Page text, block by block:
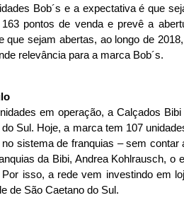
Bob´s e a expectativa é que
pontos de venda e prevê a
que sejam abertas, ao longo de
relevância para a marca Bob´s.
em operação, a Calçados
Sul. Hoje, a marca tem 107
sistema de franquias – sem
da Bibi, Andrea Kohlrausch,
isso, a rede vem investindo em
de São Caetano do Sul.